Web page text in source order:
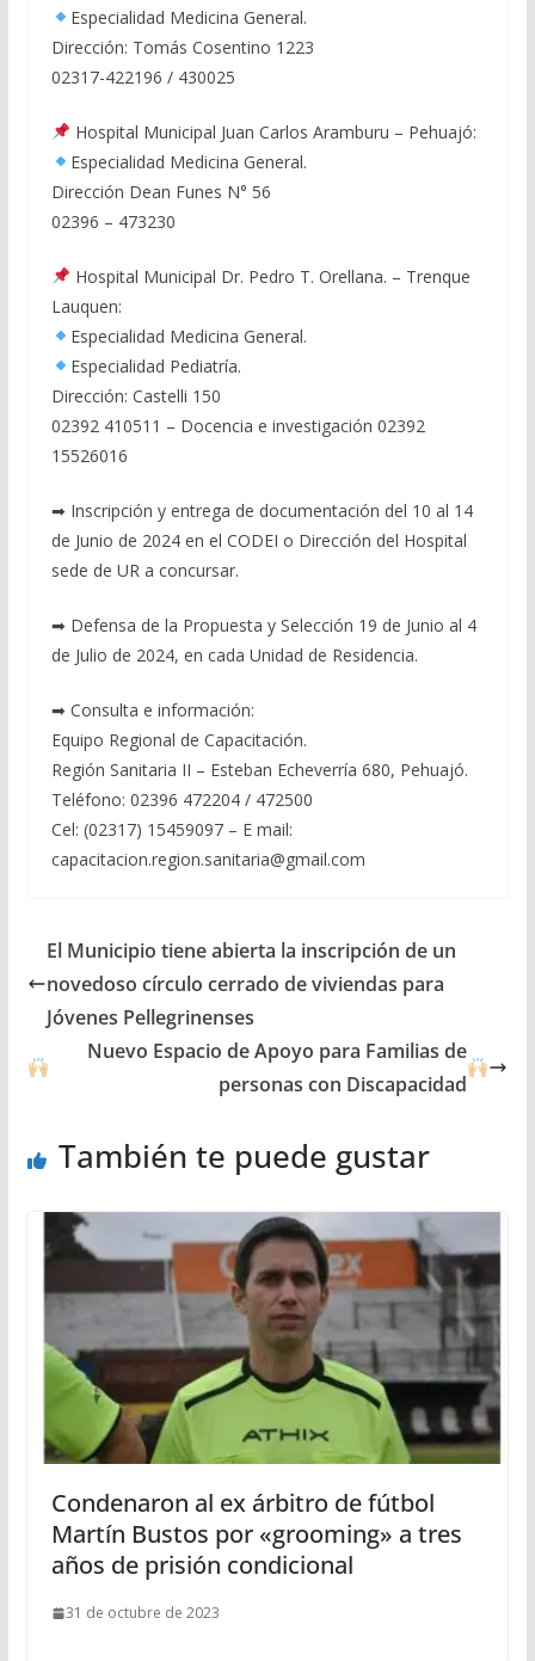
Especialidad Medicina General.
Dirección: Tomás Cosentino 1223
02317-422196 / 430025
Hospital Municipal Juan Carlos Aramburu – Pehuajó:
Especialidad Medicina General.
Dirección Dean Funes N° 56
02396 – 473230
Hospital Municipal Dr. Pedro T. Orellana. – Trenque
Lauquen:
Especialidad Medicina General.
Especialidad Pediatría.
Dirección: Castelli 150
02392 410511 – Docencia e investigación 02392
15526016
➡ Inscripción y entrega de documentación del 10 al 14
de Junio de 2024 en el CODEI o Dirección del Hospital
sede de UR a concursar.
➡ Defensa de la Propuesta y Selección 19 de Junio al 4
de Julio de 2024, en cada Unidad de Residencia.
➡ Consulta e información:
Equipo Regional de Capacitación.
Región Sanitaria II – Esteban Echeverría 680, Pehuajó.
Teléfono: 02396 472204 / 472500
Cel: (02317) 15459097 – E mail:
capacitacion.region.sanitaria@gmail.com
El Municipio tiene abierta la inscripción de un
novedoso círculo cerrado de viviendas para
Jóvenes Pellegrinenses
Nuevo Espacio de Apoyo para Familias de
personas con Discapacidad
También te puede gustar
Condenaron al ex árbitro de fútbol
Martín Bustos por «grooming» a tres
años de prisión condicional
31 de octubre de 2023